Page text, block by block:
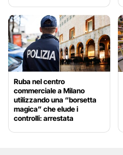
Ruba nel centro
commerciale a Milano
utilizzando una “borsetta
magica” che elude i
controlli: arrestata